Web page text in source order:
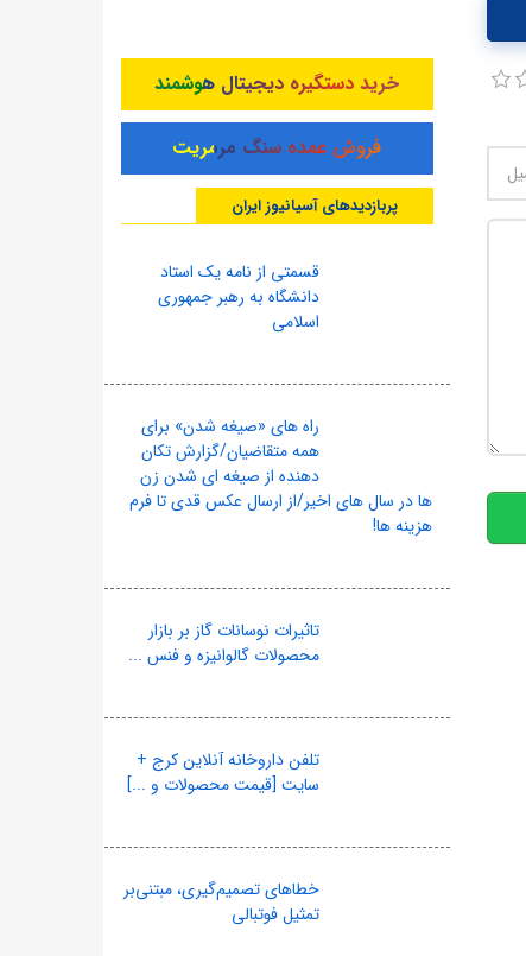
خرید دستگیره دیجیتال هوشمند
فروش عمده سنگ مرمریت
پربازدیدهای آسیانیوز ایران
قسمتی از نامه یک استاد
دانشگاه به رهبر جمهوری
اسلامی
راه های «صیغه شدن» برای
همه متقاضیان/گزارش تکان
دهنده از صیغه ای شدن زن
ها در سال های اخیر/از ارسال عکس قدی تا فرم
هزینه ها!
تاثیرات نوسانات گاز بر بازار
محصولات گالوانیزه و فنس ...
تلفن داروخانه آنلاین کرج +
سایت [قیمت محصولات و ...]
خطاهای تصمیم‌گیری، مبتنی‌بر
تمثیل فوتبالی